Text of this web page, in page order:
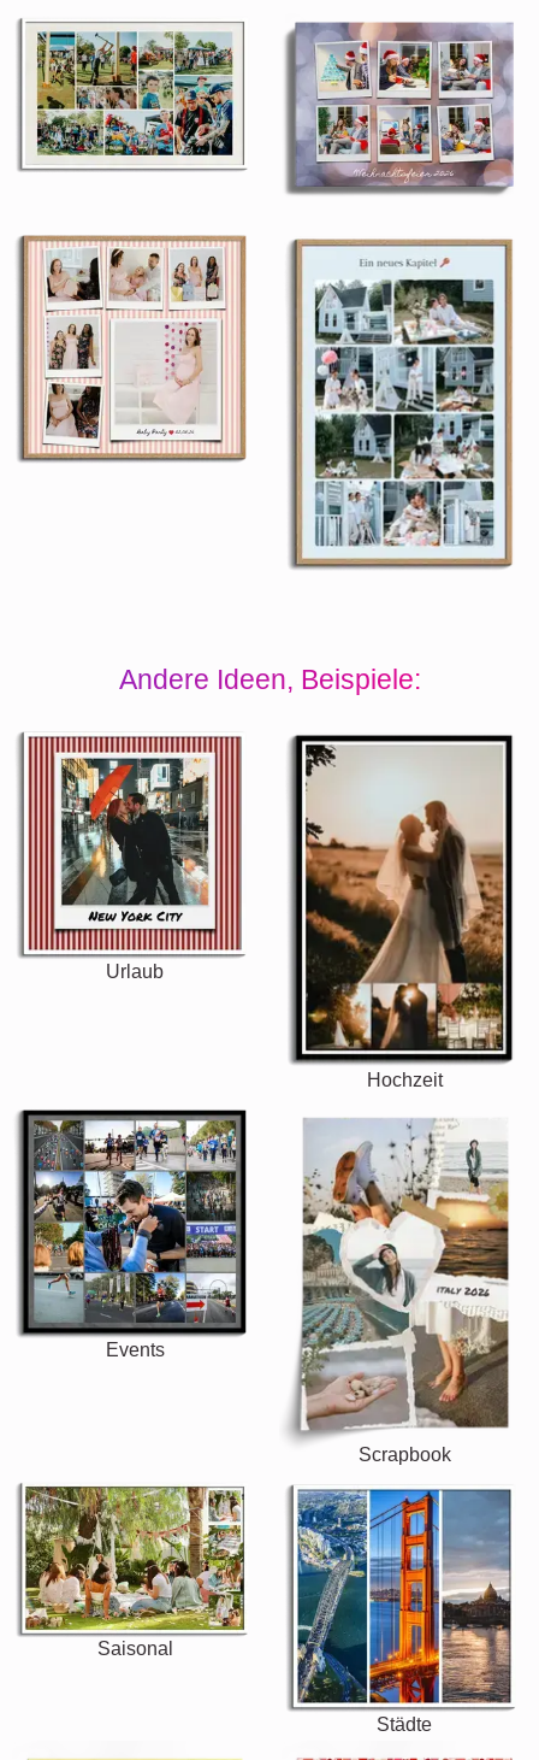
Andere Ideen, Beispiele:
Urlaub
Hochzeit
Events
Scrapbook
Saisonal
Städte